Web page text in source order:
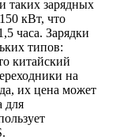
таких зарядных
кВт, что
часа. Зарядки
типов:
китайский
на
их цена может
для